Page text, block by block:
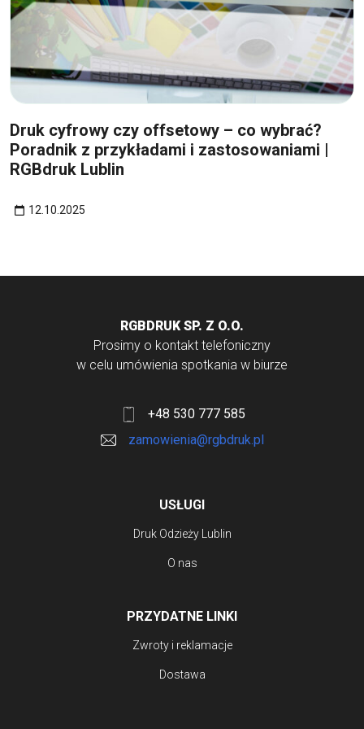
Druk cyfrowy czy offsetowy – co wybrać?
Poradnik z przykładami i zastosowaniami |
RGBdruk Lublin
12.10.2025
RGBDRUK SP. Z O.O.
Prosimy o kontakt telefoniczny
w celu umówienia spotkania w biurze
+48 530 777 585
zamowienia@rgbdruk.pl
USŁUGI
Druk Odzieży Lublin
O nas
PRZYDATNE LINKI
Zwroty i reklamacje
Dostawa